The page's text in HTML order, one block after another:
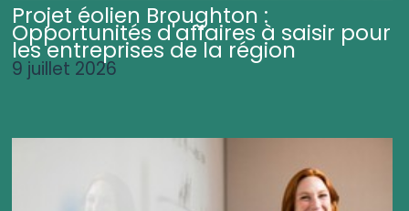
Projet éolien Broughton :
Opportunités d'affaires à saisir pour
les entreprises de la région
9 juillet 2026